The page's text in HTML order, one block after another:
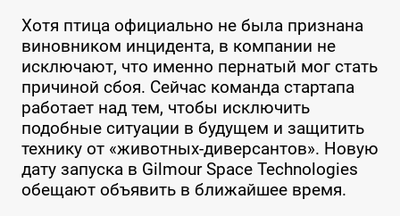
Хотя птица официально не была признана
виновником инцидента, в компании не
исключают, что именно пернатый мог стать
причиной сбоя. Сейчас команда стартапа
работает над тем, чтобы исключить
подобные ситуации в будущем и защитить
технику от «животных-диверсантов». Новую
дату запуска в Gilmour Space Technologies
обещают объявить в ближайшее время.